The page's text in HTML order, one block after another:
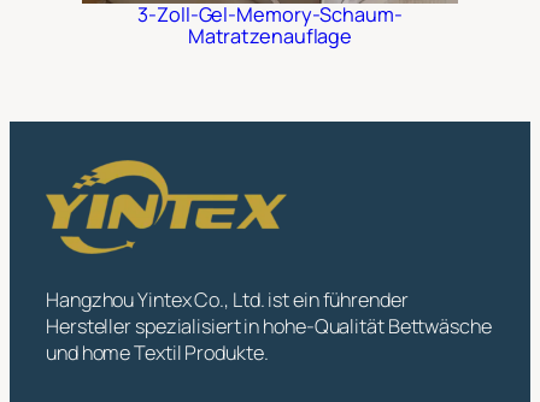
3-Zoll-Gel-Memory-Schaum-
Matratzenauflage
Hangzhou Yintex Co., Ltd. ist ein führender
Hersteller spezialisiert in hohe-Qualität Bettwäsche
und home Textil Produkte.